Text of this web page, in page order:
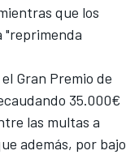
que los
"reprimenda
el Gran Premio de
35.000€
las multas a
además, por bajo